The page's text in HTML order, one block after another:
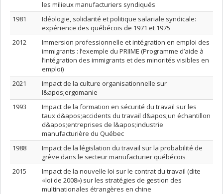
les milieux manufacturiers syndiqués
1981
Idéologie, solidarité et politique salariale syndicale:
expérience des québécois de 1971 et 1975
2012
Immersion professionnelle et intégration en emploi des
immigrants : l’exemple du PRIIME (Programme d’aide à
l’intégration des immigrants et des minorités visibles en
emploi)
2021
Impact de la culture organisationnelle sur
l&apos;ergomanie
1993
Impact de la formation en sécurité du travail sur les
taux d&apos;accidents du travail d&apos;un échantillon
d&apos;entreprises de l&apos;industrie
manufacturière du Québec
1988
Impact de la législation du travail sur la probabilité de
grève dans le secteur manufacturier québécois
2015
Impact de la nouvelle loi sur le contrat du travail (dite
«loi de 2008») sur les stratégies de gestion des
multinationales étrangères en chine